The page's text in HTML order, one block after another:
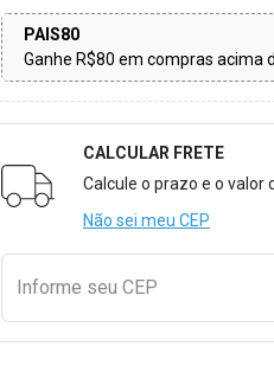
PAIS80
Ganhe R$80 em compras acima
Formulário para
CALCULAR FRETE
Calcule o prazo e o valor
Não sei meu CEP
Informe seu CEP